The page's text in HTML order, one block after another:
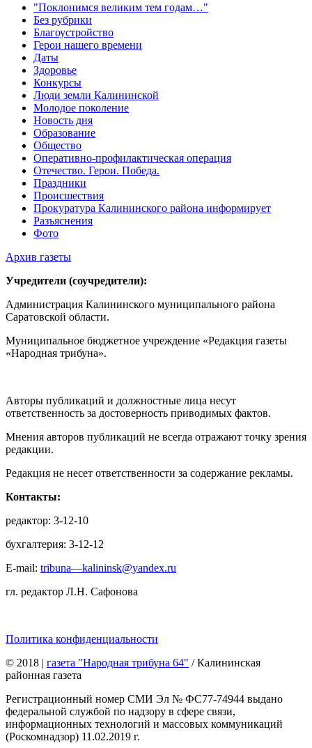
"Поклонимся великим тем годам…"
Без рубрики
Благоустройство
Герои нашего времени
Даты
Здоровье
Конкурсы
Люди земли Калининской
Молодое поколение
Новость дня
Образование
Общество
Оперативно-профилактическая операция
Отечество. Герои. Победа.
Праздники
Происшествия
Прокуратура Калининского района информирует
Разъяснения
Фото
Архив газеты
Учредители (соучредители):
Администрация Калининского муниципального района
Саратовской области.
Муниципальное бюджетное учреждение «Редакция газеты
«Народная трибуна».
Авторы публикаций и должностные лица несут
ответственность за достоверность приводимых фактов.
Мнения авторов публикаций не всегда отражают точку зрения
редакции.
Редакция не несет ответственности за содержание рекламы.
Контакты:
редактор: 3-12-10
бухгалтерия: 3-12-12
E-mail: tribuna—kalininsk@yandex.ru
гл. редактор Л.Н. Сафонова
Политика конфиденциальности
© 2018 | газета "Народная трибуна 64" / Калининская
районная газета
Регистрационный номер СМИ Эл № ФС77-74944 выдано
федеральной службой по надзору в сфере связи,
информационных технологий и массовых коммуникаций
(Роскомнадзор) 11.02.2019 г.